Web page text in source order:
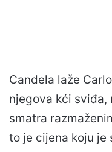
Candela laže
njegova kći sviđa,
smatra
to je cijena koju je